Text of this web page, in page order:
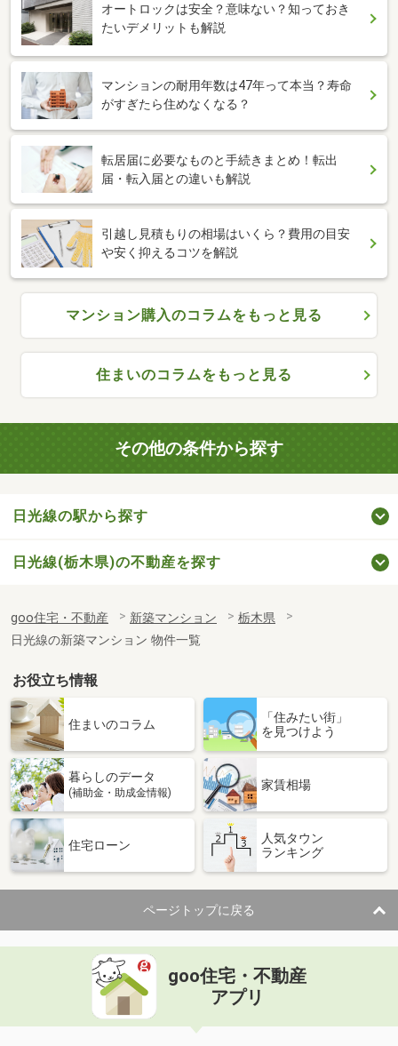
オートロックは安全？意味ない？知っておき
たいデメリットも解説
マンションの耐用年数は47年って本当？寿命
がすぎたら住めなくなる？
転居届に必要なものと手続きまとめ！転出
届・転入届との違いも解説
引越し見積もりの相場はいくら？費用の目安
や安く抑えるコツを解説
マンション購入のコラムをもっと見る
住まいのコラムをもっと見る
その他の条件から探す
日光線の駅から探す
日光線(栃木県)の不動産を探す
goo住宅・不動産 新築マンション
栃木県
日光線の新築マンション 物件一覧
お役立ち情報
住まいのコラム
「住みたい街」
を見つけよう
暮らしのデータ
(補助金・助成金情報)
家賃相場
住宅ローン
人気タウン
ランキング
ページトップに戻る
goo住宅・不動産
アプリ